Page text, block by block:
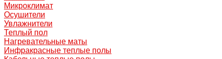
Микроклимат
Осушители
Увлажнители
Теплый пол
Нагревательные маты
Инфракрасные теплые полы